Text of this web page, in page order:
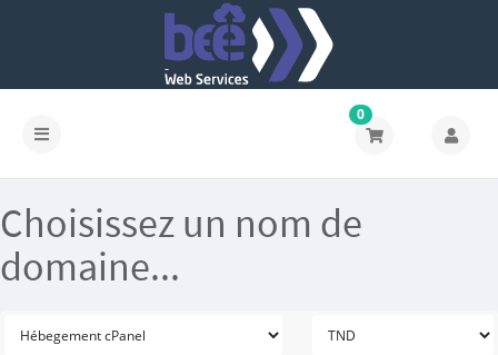
0
Choisissez un nom de
domaine...